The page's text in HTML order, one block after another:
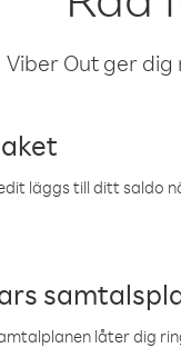
Viber Out ger
läggs till ditt saldo
låter dig